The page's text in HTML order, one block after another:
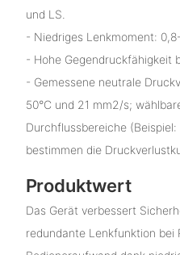
und LS.
- Niedriges Lenkmoment:
- Hohe Gegendruckfähigkeit
- Gemessene neutrale
50°C und 21 mm2/s;
Durchflussbereiche
bestimmen die
Produktwert
Das Gerät verbessert
redundante Lenkfunktion bei